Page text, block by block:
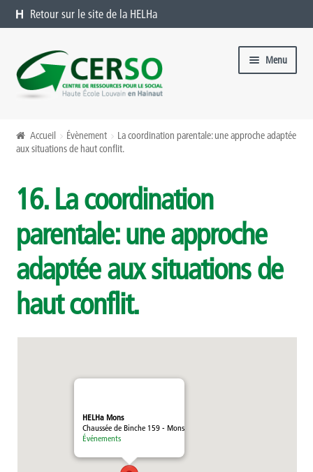
Retour sur le site de la HELHa
Aller à la navigation
Aller au contenu Menu
Présentation
Formations à venir
Formations passées
Organiser une formation chez vous
Offres sur mesure
Présentation
Accueil Évènement
La coordination parentale: une approche adaptée
aux situations de haut conflit.
16. La coordination
parentale: une approche
adaptée aux situations de
haut conflit.
HELHa Mons
Chaussée de Binche 159 - Mons
Événements